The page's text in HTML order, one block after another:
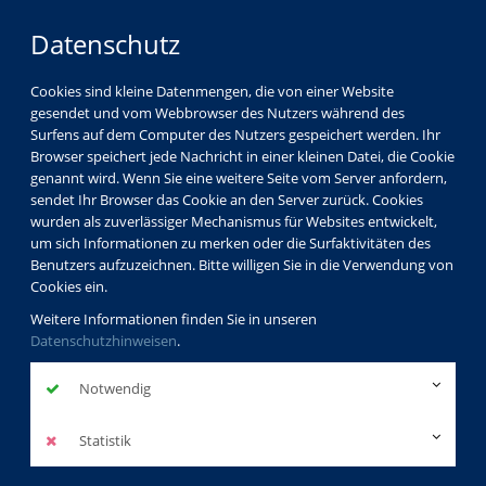
Datenschutz
Cookies sind kleine Datenmengen, die von einer Website
gesendet und vom Webbrowser des Nutzers während des
Surfens auf dem Computer des Nutzers gespeichert werden. Ihr
Browser speichert jede Nachricht in einer kleinen Datei, die Cookie
genannt wird. Wenn Sie eine weitere Seite vom Server anfordern,
sendet Ihr Browser das Cookie an den Server zurück. Cookies
wurden als zuverlässiger Mechanismus für Websites entwickelt,
um sich Informationen zu merken oder die Surfaktivitäten des
Benutzers aufzuzeichnen. Bitte willigen Sie in die Verwendung von
Cookies ein.
Weitere Informationen finden Sie in unseren
Datenschutzhinweisen.
Notwendig
Statistik